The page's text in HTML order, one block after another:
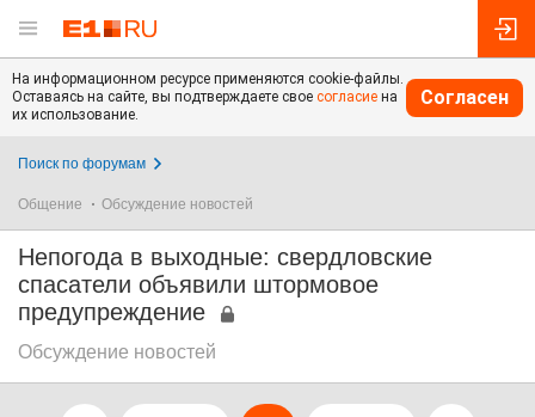
На информационном ресурсе применяются cookie-файлы.
Оставаясь на сайте, вы подтверждаете свое согласие на
их использование.
Согласен
Поиск по форумам
Общение Обсуждение новостей
Непогода в выходные: свердловские
спасатели объявили штормовое
предупреждение
Обсуждение новостей